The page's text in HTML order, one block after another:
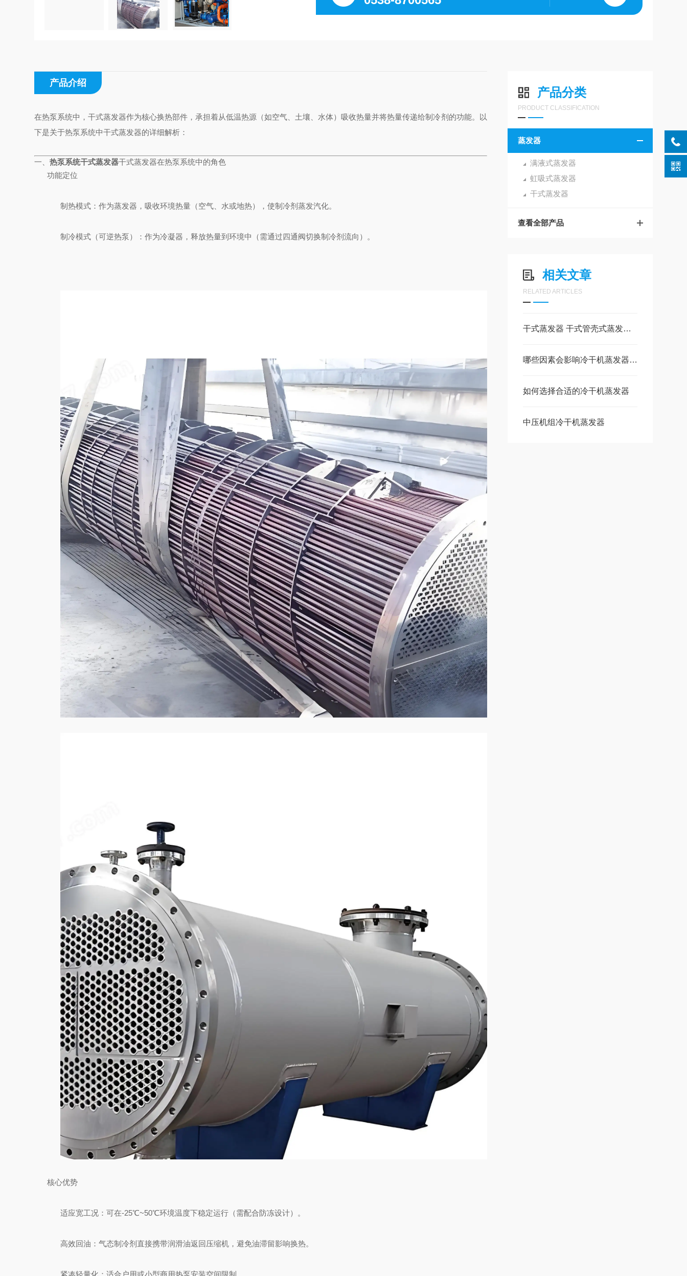
产品分类
PRODUCT CLASSIFICATION
蒸发器
满液式蒸发器
虹吸式蒸发器
干式蒸发器
查看全部产品
相关文章
RELATED ARTICLES
干式蒸发器 干式管壳式蒸发器可以用在哪里
哪些因素会影响冷干机蒸发器的传热性能？
如何选择合适的冷干机蒸发器
中压机组冷干机蒸发器
产品介绍
在热泵系统中，干式蒸发器作为核心换热部件，承担着从低温热源（如空气、土壤、水体）吸收热量并将热量传递给制冷剂的功能。以
下是关于热泵系统中干式蒸发器的详细解析：
一、热泵系统干式蒸发器干式蒸发器在热泵系统中的角色
功能定位
制热模式：作为蒸发器，吸收环境热量（空气、水或地热），使制冷剂蒸发汽化。
制冷模式（可逆热泵）：作为冷凝器，释放热量到环境中（需通过四通阀切换制冷剂流向）。
核心优势
适应宽工况：可在-25℃~50℃环境温度下稳定运行（需配合防冻设计）。
高效回油：气态制冷剂直接携带润滑油返回压缩机，避免油滞留影响换热。